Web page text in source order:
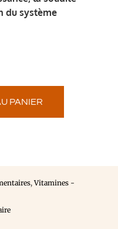
du système
PANIER
,Vitamines -